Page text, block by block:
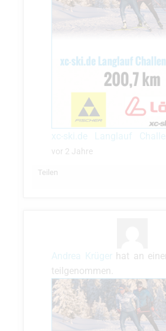
xc-ski.de Langlauf
vor 2 Jahre
Teilen
Andrea Krügerhat an
teilgenommen.